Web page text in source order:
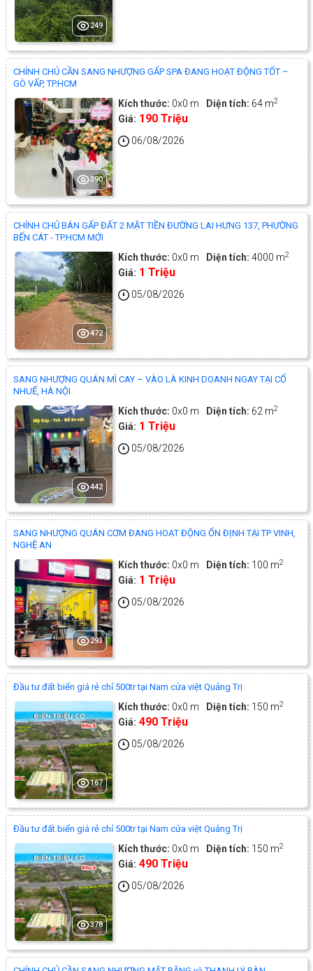
249
CHÍNH CHỦ CẦN SANG NHƯỢNG GẤP SPA ĐANG HOẠT ĐỘNG TỐT –
GÒ VẤP, TP.HCM
390
Kích thước: 0x0 m Diện tích: 64 m2
Giá: 190 Triệu
06/08/2026
CHÍNH CHỦ BÁN GẤP ĐẤT 2 MẶT TIỀN ĐƯỜNG LAI HƯNG 137, PHƯỜNG
BẾN CÁT - TP.HCM MỚI
472
Kích thước: 0x0 m Diện tích: 4000 m2
Giá: 1 Triệu
05/08/2026
SANG NHƯỢNG QUÁN MÌ CAY – VÀO LÀ KINH DOANH NGAY TẠI CỔ
NHUẾ, HÀ NỘI
442
Kích thước: 0x0 m Diện tích: 62 m2
Giá: 1 Triệu
05/08/2026
SANG NHƯỢNG QUÁN CƠM ĐANG HOẠT ĐỘNG ỔN ĐỊNH TẠI TP VINH,
NGHỆ AN
293
Kích thước: 0x0 m Diện tích: 100 m2
Giá: 1 Triệu
05/08/2026
Đầu tư đất biển giá rẻ chỉ 500tr tại Nam cửa việt Quảng Trị
167
Kích thước: 0x0 m Diện tích: 150 m2
Giá: 490 Triệu
05/08/2026
Đầu tư đất biển giá rẻ chỉ 500tr tại Nam cửa việt Quảng Trị
378
Kích thước: 0x0 m Diện tích: 150 m2
Giá: 490 Triệu
05/08/2026